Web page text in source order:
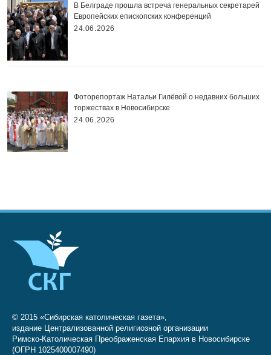
В Белграде прошла встреча генеральных секретарей
Европейских епископских конференций
24.06.2026
Фоторепортаж Натальи Гилёвой о недавних больших
торжествах в Новосибирске
24.06.2026
© 2015 «Сибирская католическая газета»,
издание Централизованной религиозной организации
Римско-Католическая Преображенская Епархия в Новосибирске
(ОГРН 1025400007490)